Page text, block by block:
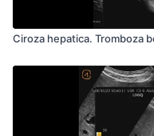
Ciroza hepatica. Tromboza